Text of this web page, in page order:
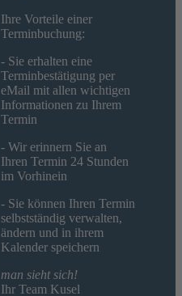
Ihre Vorteile einer
Terminbuchung:
- Sie erhalten eine
Terminbestätigung per
eMail mit allen wichtigen
Informationen zu Ihrem
Termin
- Wir erinnern Sie an
Ihren Termin 24 Stunden
im Vorhinein
- Sie können Ihren Termin
selbstständig verwalten,
ändern und in ihrem
Kalender speichern
man sieht sich!
Ihr Team Kusel